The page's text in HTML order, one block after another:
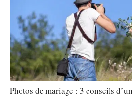
Photos de mariage : 3 conseils